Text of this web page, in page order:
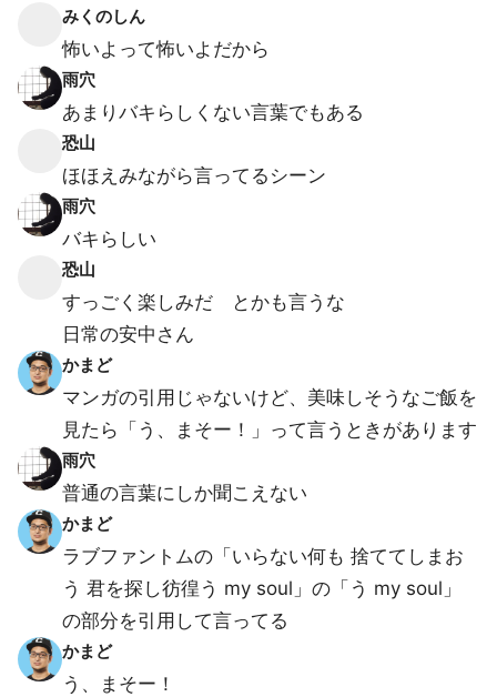
みくのしん
怖いよって怖いよだから
雨穴
あまりバキらしくない言葉でもある
恐山
ほほえみながら言ってるシーン
雨穴
バキらしい
恐山
すっごく楽しみだ とかも言うな
日常の安中さん
かまど
マンガの引用じゃないけど、美味しそうなご飯を
見たら「う、まそー！」って言うときがあります
雨穴
普通の言葉にしか聞こえない
かまど
ラブファントムの「いらない何も 捨ててしまお
う 君を探し彷徨う my soul」の「う my soul」
の部分を引用して言ってる
かまど
う、まそー！